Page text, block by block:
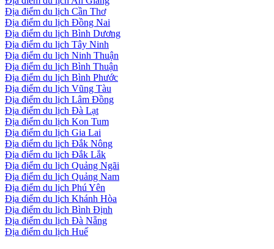
Địa điểm du lịch Cần Thơ
Địa điểm du lịch Đồng Nai
Địa điểm du lịch Bình Dương
Địa điểm du lịch Tây Ninh
Địa điểm du lịch Ninh Thuận
Địa điểm du lịch Bình Thuận
Địa điểm du lịch Bình Phước
Địa điểm du lịch Vũng Tàu
Địa điểm du lịch Lâm Đồng
Địa điểm du lịch Đà Lạt
Địa điểm du lịch Kon Tum
Địa điểm du lịch Gia Lai
Địa điểm du lịch Đắk Nông
Địa điểm du lịch Đắk Lắk
Địa điểm du lịch Quảng Ngãi
Địa điểm du lịch Quảng Nam
Địa điểm du lịch Phú Yên
Địa điểm du lịch Khánh Hòa
Địa điểm du lịch Bình Định
Địa điểm du lịch Đà Nẵng
Địa điểm du lịch Huế